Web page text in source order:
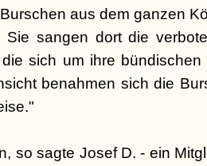
aus dem ganzen
Sie sangen dort die
sich um ihre
benahmen sich die
so sagte Josef D. - ein